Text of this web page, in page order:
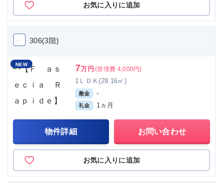
お気に入りに追加
306(3階)
NEW 7万円 (管理費 4,000円)
1ＬＤＫ(29.16㎡)
敷金 -
礼金 1ヵ月
物件詳細 お問い合わせ
お気に入りに追加